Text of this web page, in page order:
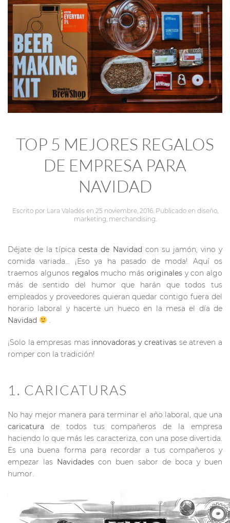
TOP 5 MEJORES REGALOS
DE EMPRESA PARA
NAVIDAD
Escrito por Lara Valadésen 25 noviembre, 2016. Publicado en diseño,
marketing merchandising
Déjate de la típicacesta de Navidad con su jamón, vino y
comida variada… ¡Eso ya ha pasado de moda! Aquí os
traemos algunos regalosmucho más originalesy con algo
más de sentido del humor que harán que todos tus
empleados y proveedores quieran quedar contigo fuera del
horario laboral y hacerte un hueco en la mesa el día de
Navidad
¡Solo la empresas masinnovadoras y creativas se atreven a
romper con la tradición!
1. CARICATURAS
No hay mejor manera para terminar el año laboral, que una
caricatura de todos tus compañeros de la empresa
haciendo lo que más les caracteriza, con una pose divertida.
Es una buena forma para recordar a tus compañeros y
empezar las Navidades con buen sabor de boca y buen
humor.